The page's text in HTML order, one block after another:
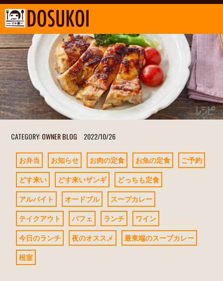
CATEGORY:OWNER BLOG 2022/10/26
お弁当 お知らせ お肉の定食 お魚の定食
ご予約
どす来い
どす来いザンギ
どっちも定食
アルバイト
オードブル
スープカレー
テイクアウト
パフェ ランチ
ワイン
今日のランチ
夜のオススメ
最東端のスープカレー
根室